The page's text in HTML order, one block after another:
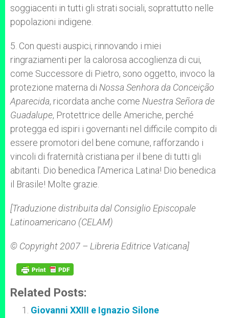
soggiacenti in tutti gli strati sociali, soprattutto nelle
popolazioni indigene.
5. Con questi auspici, rinnovando i miei
ringraziamenti per la calorosa accoglienza di cui,
come Successore di Pietro, sono oggetto, invoco la
protezione materna di Nossa Senhora da Conceição
Aparecida, ricordata anche come Nuestra Señora de
Guadalupe, Protettrice delle Americhe, perché
protegga ed ispiri i governanti nel difficile compito di
essere promotori del bene comune, rafforzando i
vincoli di fraternità cristiana per il bene di tutti gli
abitanti. Dio benedica l’America Latina! Dio benedica
il Brasile! Molte grazie.
[Traduzione distribuita dal Consiglio Episcopale
Latinoamericano (CELAM)
© Copyright 2007 – Libreria Editrice Vaticana]
Related Posts:
Giovanni XXIII e Ignazio Silone